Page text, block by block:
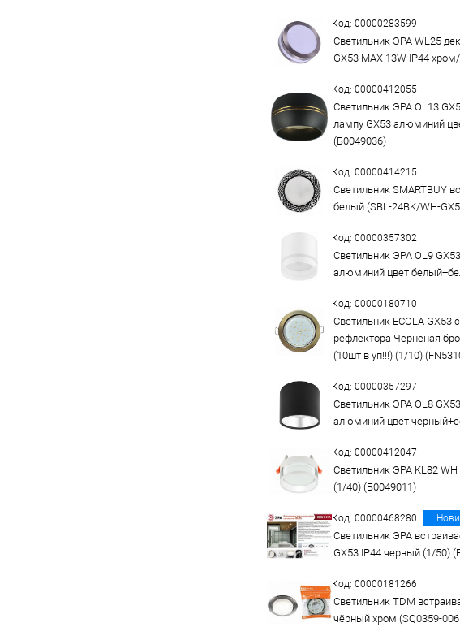
Код: 00000283599
Светильник ЭРА WL25
GX53 MAX 13W IP44
Код: 00000412055
Светильник ЭРА OL13
лампу GX53 алюминий
(Б0049036)
Код: 00000414215
Светильник SMARTBUY
белый (SBL-24BK/WH-
Код: 00000357302
Светильник ЭРА OL9
алюминий цвет
Код: 00000180710
Светильник ECOLA
рефлектора Черненая
(10шт в уп!!!) (1/10)
Код: 00000357297
Светильник ЭРА OL8
алюминий цвет
Код: 00000412047
Светильник ЭРА KL82
(1/40) (Б0049011)
Код: 00000468280
Светильник ЭРА
GX53 IP44 черный (1/50)
Код: 00000181266
Светильник TDM
чёрный хром (SQ0359-